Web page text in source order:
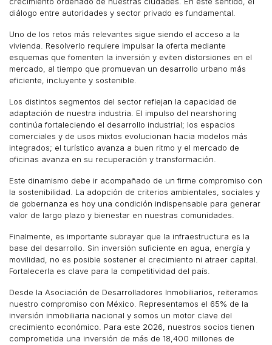
diálogo entre autoridades y sector privado es fundamental.
Uno de los retos más relevantes sigue siendo el acceso a la
vivienda. Resolverlo requiere impulsar la oferta mediante
esquemas que fomenten la inversión y eviten distorsiones en el
mercado, al tiempo que promuevan un desarrollo urbano más
eficiente, incluyente y sostenible.
Los distintos segmentos del sector reflejan la capacidad de
adaptación de nuestra industria. El impulso del nearshoring
continúa fortaleciendo el desarrollo industrial; los espacios
comerciales y de usos mixtos evolucionan hacia modelos más
integrados; el turístico avanza a buen ritmo y el mercado de
oficinas avanza en su recuperación y transformación.
Este dinamismo debe ir acompañado de un firme compromiso con
la sostenibilidad. La adopción de criterios ambientales, sociales y
de gobernanza es hoy una condición indispensable para generar
valor de largo plazo y bienestar en nuestras comunidades.
Finalmente, es importante subrayar que la infraestructura es la
base del desarrollo. Sin inversión suficiente en agua, energía y
movilidad, no es posible sostener el crecimiento ni atraer capital.
Fortalecerla es clave para la competitividad del país.
Desde la Asociación de Desarrolladores Inmobiliarios, reiteramos
nuestro compromiso con México. Representamos el 65% de la
inversión inmobiliaria nacional y somos un motor clave del
crecimiento económico. Para este 2026, nuestros socios tienen
comprometida una inversión de más de 18,400 millones de